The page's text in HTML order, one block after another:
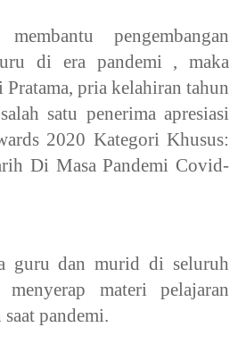
pengembangan
di era pandemi , maka
pria kelahiran tahun
satu penerima apresiasi
2020 Kategori Khusus:
Di Masa Pandemi Covid-
guru dan murid di seluruh
menyerap materi pelajaran
pandemi.